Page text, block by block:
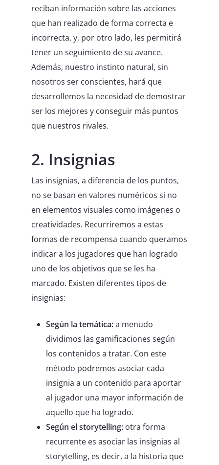
reciban información sobre las acciones
que han realizado de forma correcta e
incorrecta, y, por otro lado, les permitirá
tener un seguimiento de su avance.
Además, nuestro instinto natural, sin
nosotros ser conscientes, hará que
desarrollemos la necesidad de demostrar
ser los mejores y conseguir más puntos
que nuestros rivales.
2. Insignias
Las insignias, a diferencia de los puntos,
no se basan en valores numéricos si no
en elementos visuales como imágenes o
creatividades. Recurriremos a estas
formas de recompensa cuando queramos
indicar a los jugadores que han logrado
uno de los objetivos que se les ha
marcado. Existen diferentes tipos de
insignias:
Según la temática:a menudo
dividimos las gamificaciones según
los contenidos a tratar. Con este
método podremos asociar cada
insignia a un contenido para aportar
al jugador una mayor información de
aquello que ha logrado.
Según el storytelling: otra forma
recurrente es asociar las insignias al
storytelling, es decir, a la historia que